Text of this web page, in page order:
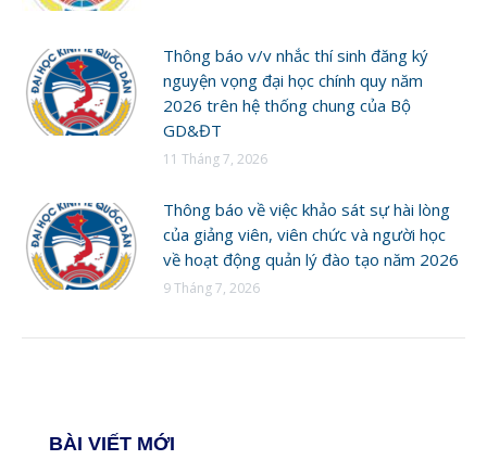
Thông báo v/v nhắc thí sinh đăng ký
nguyện vọng đại học chính quy năm
2026 trên hệ thống chung của Bộ
GD&ĐT
11 Tháng 7, 2026
Thông báo về việc khảo sát sự hài lòng
của giảng viên, viên chức và người học
về hoạt động quản lý đào tạo năm 2026
9 Tháng 7, 2026
BÀI VIẾT MỚI